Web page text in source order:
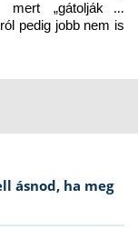
mert „gátolják a
pedig jobb nem is
ásnod, ha meg